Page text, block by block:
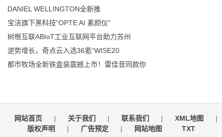
DANIEL WELLINGTON全新推
宝洁旗下黑科技“OPTE AI 素颜仪”
树根互联ABIoT工业互联网平台助力苏州
逆势增长，奇点云入选36氪“WISE20
都市牧场全新铁盒装震撼上市！雷佳音同款你
网站首页 | 关于我们 | 联系我们 | XML地图
|
版权声明
| 广告预定 | 网站地图 TXT